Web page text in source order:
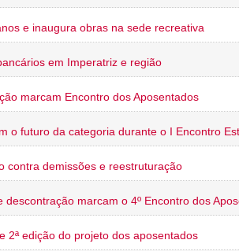
e inaugura obras na sede recreativa
em Imperatriz e região
marcam Encontro dos Aposentados
o futuro da categoria durante o I Encontro
contra demissões e reestruturação
descontração marcam o 4º Encontro dos
2ª edição do projeto dos aposentados